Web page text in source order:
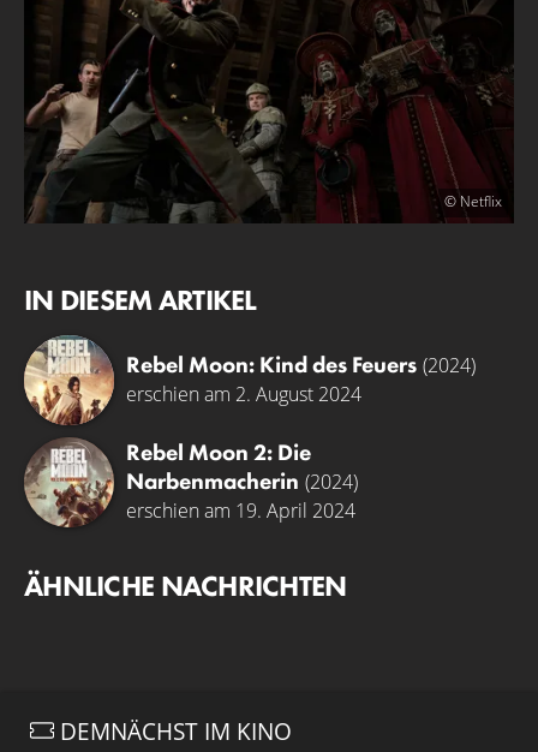
© Netflix
IN DIESEM ARTIKEL
Rebel Moon: Kind des Feuers (2024)
erschien am 2. August 2024
Rebel Moon 2: Die
Narbenmacherin (2024)
erschien am 19. April 2024
ÄHNLICHE NACHRICHTEN
DEMNÄCHST IM KINO